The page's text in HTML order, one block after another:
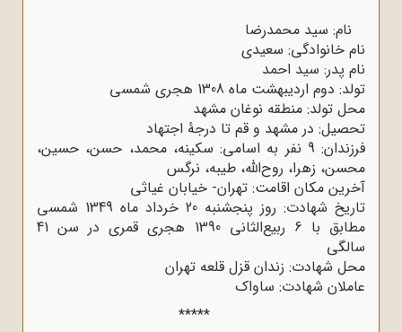
نام: سید محمدرضا
نام خانوادگی: سعیدی
نام پدر: سید احمد
تولد: دوم اردیبهشت ماه 1308 هجری شمسی
محل تولد: منطقه نوغان مشهد
تحصیل: در مشهد و قم تا درجۀ اجتهاد
فرزندان: 9 نفر به اسامی: سکینه، محمد، حسن، حسین،
محسن، زهرا، روح‌الله، طیبه، نرگس
آخرین مکان اقامت: تهران- خیابان غیاثی
تاریخ شهادت: روز پنجشنبه 20 خرداد ماه 1349 شمسی
مطابق با 6 ربیع‌الثانی 1390 هجری قمری در سن 41
سالگی
محل شهادت: زندان قزل قلعه تهران
عاملان شهادت: ساواک
*****